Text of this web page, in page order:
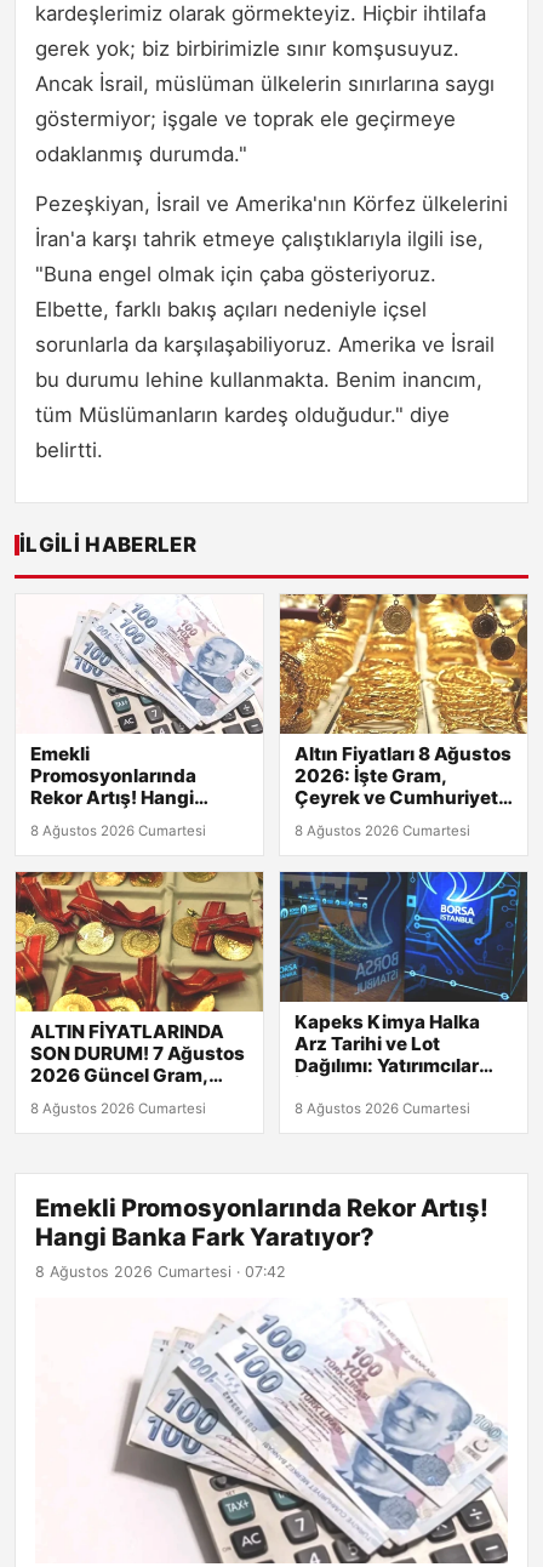
kardeşlerimiz olarak görmekteyiz. Hiçbir ihtilafa
gerek yok; biz birbirimizle sınır komşusuyuz.
Ancak İsrail, müslüman ülkelerin sınırlarına saygı
göstermiyor; işgale ve toprak ele geçirmeye
odaklanmış durumda."
Pezeşkiyan, İsrail ve Amerika'nın Körfez ülkelerini
İran'a karşı tahrik etmeye çalıştıklarıyla ilgili ise,
"Buna engel olmak için çaba gösteriyoruz.
Elbette, farklı bakış açıları nedeniyle içsel
sorunlarla da karşılaşabiliyoruz. Amerika ve İsrail
bu durumu lehine kullanmakta. Benim inancım,
tüm Müslümanların kardeş olduğudur." diye
belirtti.
İLGILI HABERLER
Emekli
Promosyonlarında
Rekor Artış! Hangi
Banka Fark Yaratıyor?
8 Ağustos 2026 Cumartesi
Altın Fiyatları 8 Ağustos
2026: İşte Gram,
Çeyrek ve Cumhuriyet
Altını Güncel Değerleri!
8 Ağustos 2026 Cumartesi
ALTIN FİYATLARINDA
SON DURUM! 7 Ağustos
2026 Güncel Gram,
Fiyatları!
8 Ağustos 2026 Cumartesi
Kapeks Kimya Halka
Arz Tarihi ve Lot
Dağılımı: Yatırımcılar
Fırsatlar!
8 Ağustos 2026 Cumartesi
Emekli Promosyonlarında Rekor Artış!
Hangi Banka Fark Yaratıyor?
8 Ağustos 2026 Cumartesi · 07:42